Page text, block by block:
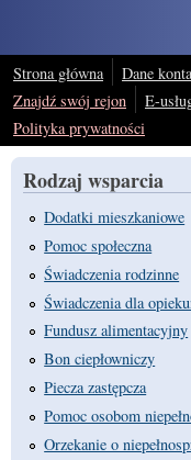
Strona główna Dane
Znajdź swój rejon
E-
Polityka prywatności
Rodzaj wsparcia
Dodatki mieszkaniowe
Pomoc społeczna
Świadczenia rodzinne
Świadczenia dla
Fundusz alimentacyjny
Bon ciepłowniczy
Piecza zastępcza
Pomoc osobom
Orzekanie o